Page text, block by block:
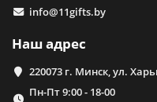
info@11gifts.by
Наш адрес
220073 г. Минск, ул.
Пн-Пт 9:00 - 18-00